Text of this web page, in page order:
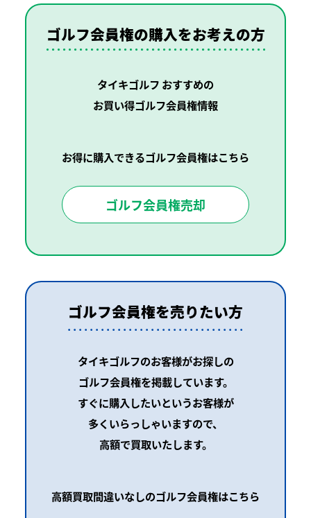
ゴルフ会員権の購入をお考えの方
タイキゴルフ おすすめの
お買い得ゴルフ会員権情報
お得に購入できるゴルフ会員権はこちら
ゴルフ会員権売却
ゴルフ会員権を売りたい方
タイキゴルフのお客様がお探しの
ゴルフ会員権を掲載しています。
すぐに購入したいというお客様が
多くいらっしゃいますので、
高額で買取いたします。
高額買取間違いなしのゴルフ会員権はこちら